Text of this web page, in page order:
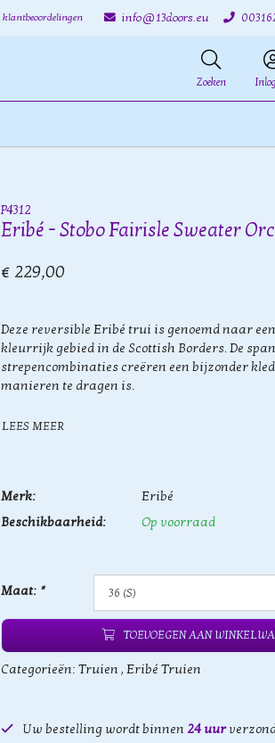
klantbeoordelingen info@13doors.eu
Zoeken
P4312
Eribé - Stobo Fairisle Sweater
€ 229,00
Deze reversible Eribé trui is genoemd naar
kleurrijk gebied in de Scottish Borders. De
strepencombinaties creëren een bijzonder
manieren te dragen is.
LEES MEER
Merk:
Eribé
Beschikbaarheid:
Op voorraad
Maat: *
TOEVOEGEN AAN
Categorieën: Truien , Eribé Truien
Uw bestelling wordt binnen 24 uur